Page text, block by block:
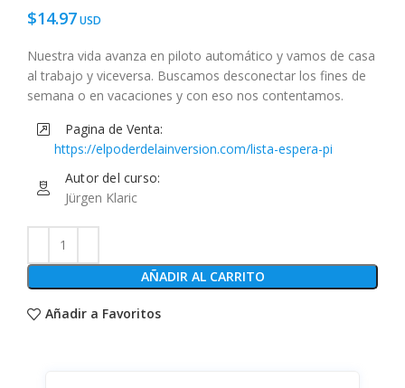
$14.97
Nuestra vida avanza en piloto automático y vamos de casa
al trabajo y viceversa. Buscamos desconectar los fines de
semana o en vacaciones y con eso nos contentamos.
Pagina de Venta:
https://elpoderdelainversion.com/lista-espera-pi
Autor del curso:
Jürgen Klaric
AÑADIR AL CARRITO
Añadir a Favoritos